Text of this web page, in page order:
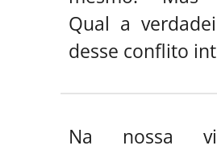
Qual a
desse conflito
Na nossa